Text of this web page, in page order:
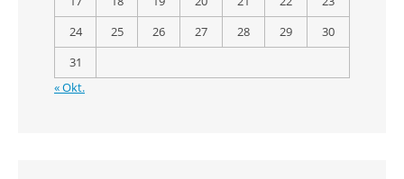
24
25 26 27 28 29
30
31
« Okt.